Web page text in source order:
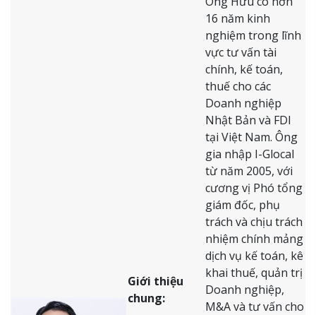
Giới thiệu
chung:
16 năm kinh
nghiệm trong lĩnh
vực tư vấn tài
chính, kế toán,
thuế cho các
Doanh nghiệp
Nhật Bản và FDI
tại Việt Nam. Ông
gia nhập I-Glocal
từ năm 2005, với
cương vị Phó tổng
giám đốc, phụ
trách và chịu trách
nhiệm chính mảng
dịch vụ kế toán, kê
khai thuế, quản trị
Doanh nghiệp,
M&A và tư vấn cho